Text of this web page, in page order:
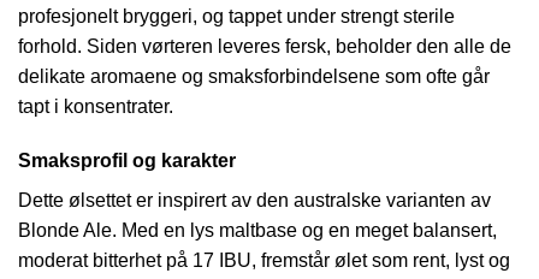
profesjonelt bryggeri, og tappet under strengt sterile
forhold. Siden vørteren leveres fersk, beholder den alle de
delikate aromaene og smaksforbindelsene som ofte går
tapt i konsentrater.
Smaksprofil og karakter
Dette ølsettet er inspirert av den australske varianten av
Blonde Ale. Med en lys maltbase og en meget balansert,
moderat bitterhet på 17 IBU, fremstår ølet som rent, lyst og